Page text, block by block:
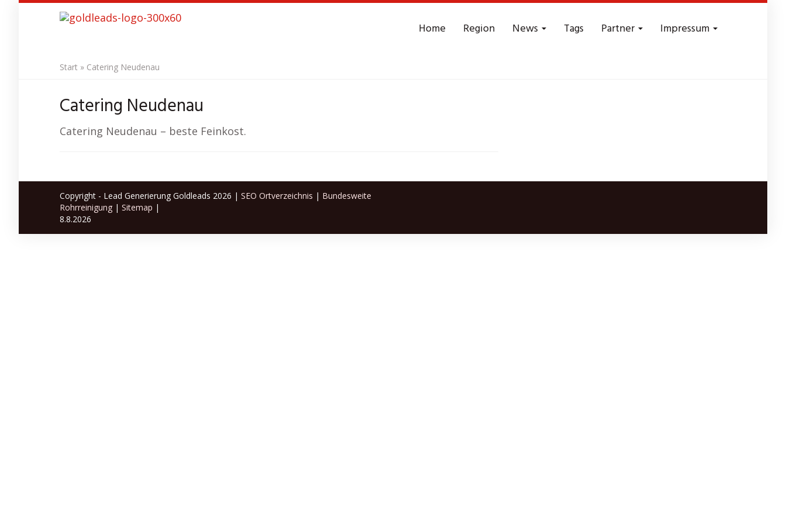
Home Region News Tags Partner Impressum
Start » Catering Neudenau
Catering Neudenau
Catering Neudenau – beste Feinkost.
Copyright - Lead Generierung Goldleads 2026 | SEO Ortverzeichnis | Bundesweite
Rohrreinigung | Sitemap |
8.8.2026